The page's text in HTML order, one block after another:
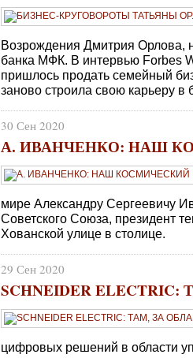
Возрождения Дмитрия Орлова,
банка МФК. В интервью Forbes
пришлось продать семейный
заново строила свою карьеру в
30 Сен 2020
А. ИВАНЧЕНКО: НАШ
мире Александру Сергеевичу
Советского Союза, президент
Хованской улице в столице.
29 Сен 2020
SCHNEIDER
цифровых решений в области